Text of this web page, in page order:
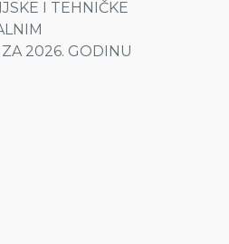
I TEHNIČKE
2026. GODINU